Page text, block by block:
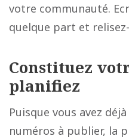
votre communauté.
quelque part et
Constituez
planifiez
Puisque vous avez
numéros à publier, la